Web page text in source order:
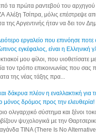
τα πρώτα ραντεβού του αρχηγού
Αλέξη Τσίπρα, μόλις επέστρεψε
της Αργεντινής ήταν να δει τον
εργαλείο που επινόησε ποτε
εγκέφαλος, είναι η Ελληνική
μου φίλοι, που υιοθετίσατε
τον τρόπο επικοινωνίας που σας
της νέας τάξης πρα...
δάκρυα πλέον η εναλλακτική για
μόνος δρόμος προς την ελευθερία!
ολιγαρχικό σύστημα και ξένοι
ψυχολογικά με την
TINA (There Is No